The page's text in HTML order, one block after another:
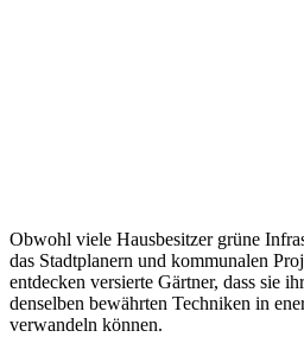
Obwohl viele Hausbesitzer grüne
das Stadtplanern und kommunalen
entdecken versierte Gärtner, dass sie
denselben bewährten Techniken in
verwandeln können.